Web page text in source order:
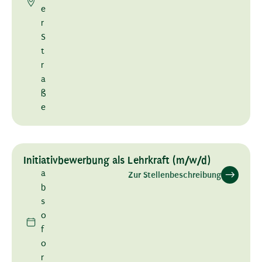
e
r
S
t
r
a
ß
e
Initiativbewerbung als Lehrkraft (m/w/d)
a
b
s
o
f
o
r
Zur Stellenbeschreibung